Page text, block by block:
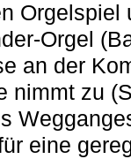
Orgelspiel
Orgel
an der
nimmt zu
eine